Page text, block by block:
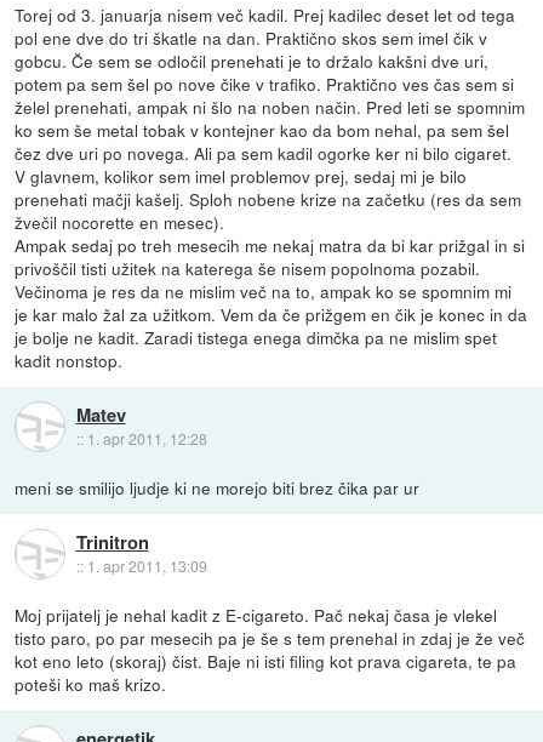
Torej od 3. januarja nisem več kadil. Prej kadilec deset let od tega
pol ene dve do tri škatle na dan. Praktično skos sem imel čik v
gobcu. Če sem se odločil prenehati je to držalo kakšni dve uri,
potem pa sem šel po nove čike v trafiko. Praktično ves čas sem si
želel prenehati, ampak ni šlo na noben način. Pred leti se spomnim
ko sem še metal tobak v kontejner kao da bom nehal, pa sem šel
čez dve uri po novega. Ali pa sem kadil ogorke ker ni bilo cigaret.
V glavnem, kolikor sem imel problemov prej, sedaj mi je bilo
prenehati mačji kašelj. Sploh nobene krize na začetku (res da sem
žvečil nocorette en mesec).
Ampak sedaj po treh mesecih me nekaj matra da bi kar prižgal in si
privoščil tisti užitek na katerega še nisem popolnoma pozabil.
Večinoma je res da ne mislim več na to, ampak ko se spomnim mi
je kar malo žal za užitkom. Vem da če prižgem en čik je konec in da
je bolje ne kadit. Zaradi tistega enega dimčka pa ne mislim spet
kadit nonstop.
Matev
:: 1. apr 2011, 12:28
meni se smilijo ljudje ki ne morejo biti brez čika par ur
Trinitron
:: 1. apr 2011, 13:09
Moj prijatelj je nehal kadit z E-cigareto. Pač nekaj časa je vlekel
tisto paro, po par mesecih pa je še s tem prenehal in zdaj je že več
kot eno leto (skoraj) čist. Baje ni isti filing kot prava cigareta, te pa
poteši ko maš krizo.